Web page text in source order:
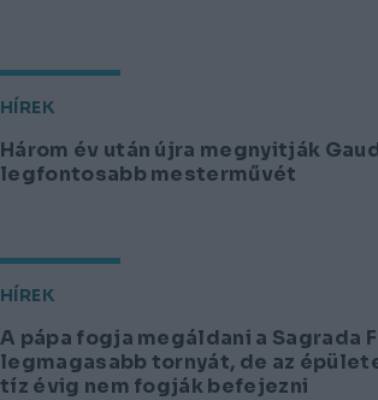
HÍREK
Három év után újra megnyitják
legfontosabb mesterművét
HÍREK
A pápa fogja megáldani a Sagrada
legmagasabb tornyát, de az
tíz évig nem fogják befejezni